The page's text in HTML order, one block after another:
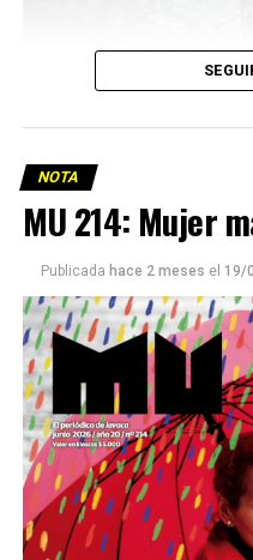
Este número 215 de MU
podría ser una frase:
Sin
Descargar la Mu en
NOTA
MU 214: Mujer
Publicada hace 2 meses el 19/